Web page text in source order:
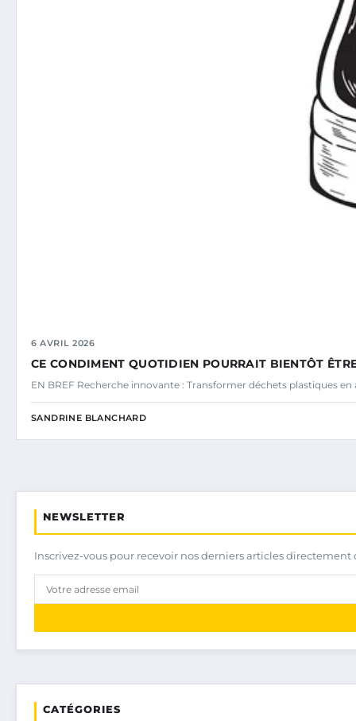
6 AVRIL 2026
CE CONDIMENT QUOTIDIEN POURRAIT BIENTÔT
EN BREF Recherche innovante : Transformer déchets plastiques en
SANDRINE BLANCHARD
NEWSLETTER
Inscrivez-vous pour recevoir nos derniers articles
CATÉGORIES